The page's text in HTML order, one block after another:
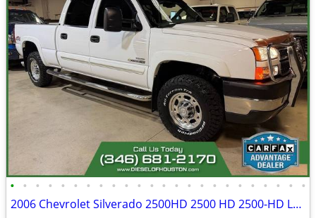
• • • • • • • • • • • • • • • • • • • • • • • •
2006 Chevrolet Silverado 2500HD 2500 HD 2500-HD LT3Crew CabSB